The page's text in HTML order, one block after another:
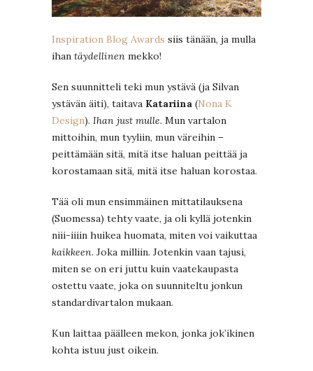
Inspiration Blog Awards siis tänään, ja mulla
ihan täydellinen mekko!
Sen suunnitteli teki mun ystävä (ja Silvan
ystävän äiti), taitava Katariina (Nona K
Design). Ihan just mulle. Mun vartalon
mittoihin, mun tyyliin, mun väreihin –
peittämään sitä, mitä itse haluan peittää ja
korostamaan sitä, mitä itse haluan korostaa.
Tää oli mun ensimmäinen mittatilauksena
(Suomessa) tehty vaate, ja oli kyllä jotenkin
niii-iiiin huikea huomata, miten voi vaikuttaa
kaikkeen. Joka milliin. Jotenkin vaan tajusi,
miten se on eri juttu kuin vaatekaupasta
ostettu vaate, joka on suunniteltu jonkun
standardivartalon mukaan.
Kun laittaa päälleen mekon, jonka jok’ikinen
kohta istuu just oikein.